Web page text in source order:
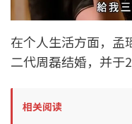
在个人生活方面，孟
二代周磊结婚，并于
相关阅读